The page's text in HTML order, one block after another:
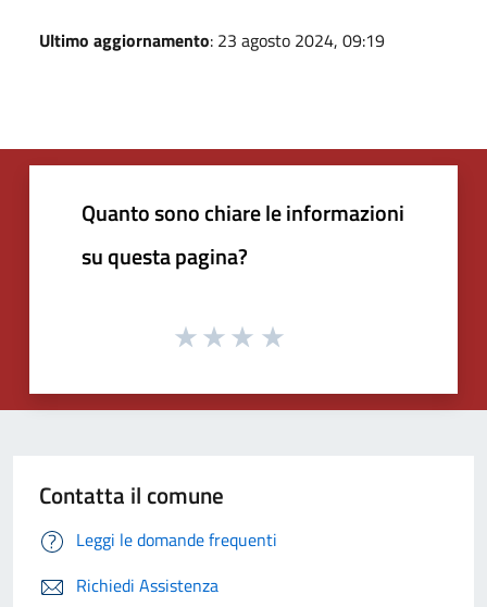
Ultimo aggiornamento: 23 agosto 2024, 09:19
Quanto sono chiare le informazioni
su questa pagina?
Contatta il comune
Leggi le domande frequenti
Richiedi Assistenza